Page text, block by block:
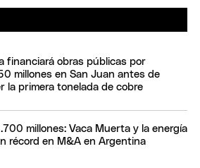
financiará obras públicas por
millones en San Juan antes de
la primera tonelada de cobre
millones: Vaca Muerta y la energía
récord en M&A en Argentina